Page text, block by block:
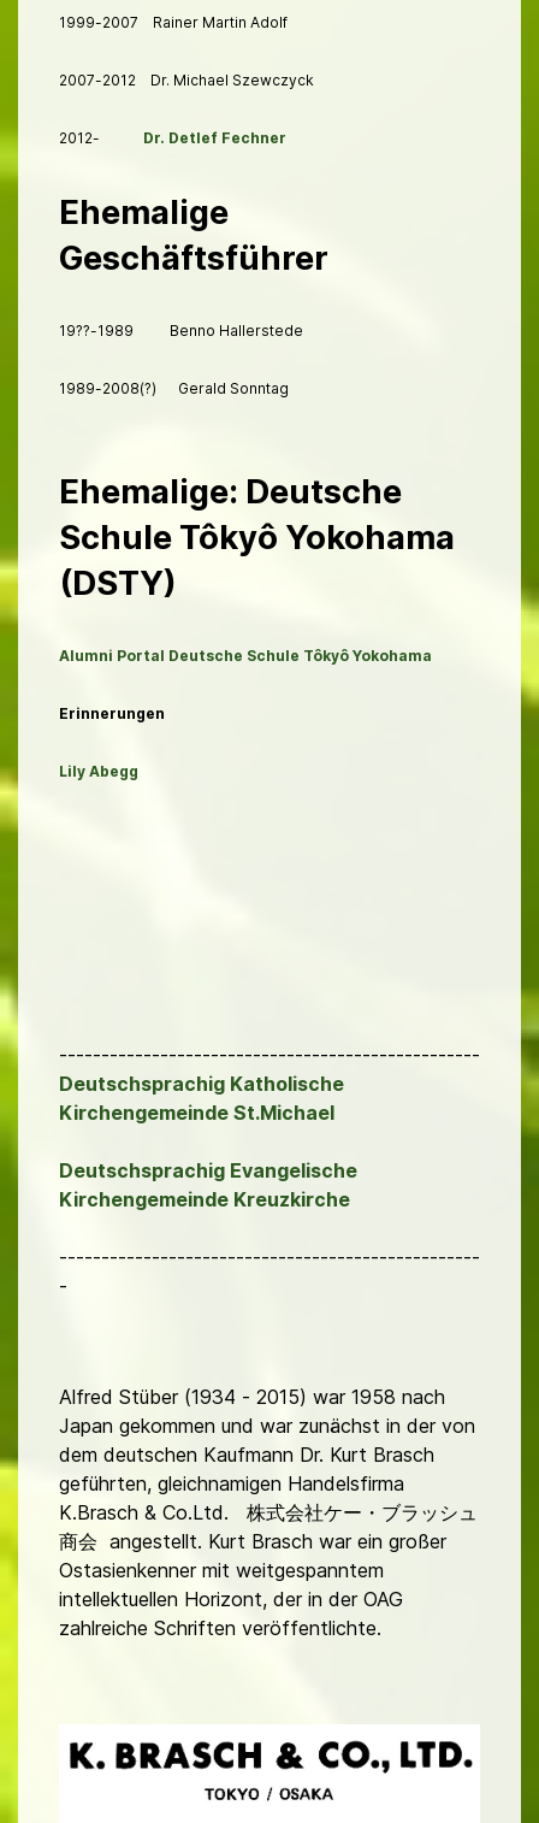
1999-2007 Rainer Martin Adolf
2007-2012 Dr. Michael Szewczyck
2012- Dr. Detlef Fechner
Ehemalige
Geschäftsführer
19??-1989 Benno Hallerstede
1989-2008(?) Gerald Sonntag
Ehemalige: Deutsche
Schule Tôkyô Yokohama
(DSTY)
Alumni Portal Deutsche Schule Tôkyô Yokohama
Erinnerungen
Lily Abegg
--------------------------------------------------
Deutschsprachig Katholische
Kirchengemeinde St.Michael
Deutschsprachig Evangelische
Kirchengemeinde Kreuzkirche
--------------------------------------------------
-
Alfred Stüber (1934 - 2015) war 1958 nach
Japan gekommen und war zunächst in der von
dem deutschen Kaufmann Dr. Kurt Brasch
geführten, gleichnamigen Handelsfirma
K.Brasch & Co.Ltd. 株式会社ケー・ブラッシュ
商会 angestellt. Kurt Brasch war ein großer
Ostasienkenner mit weitgespanntem
intellektuellen Horizont, der in der OAG
zahlreiche Schriften veröffentlichte.